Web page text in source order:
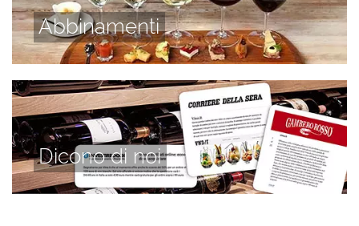
Abbinamenti
Dicono di noi